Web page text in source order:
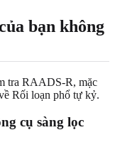
bạn không
tra RAADS-R, mặc
Rối loạn phổ tự kỷ.
cụ sàng lọc